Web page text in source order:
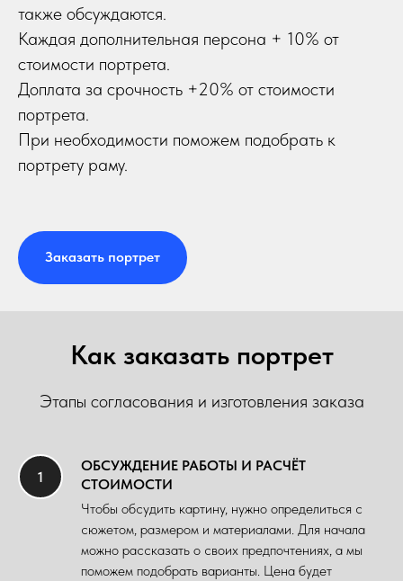
также обсуждаются.
Каждая дополнительная персона + 10% от
стоимости портрета.
Доплата за срочность +20% от стоимости
портрета.
При необходимости поможем подобрать к
портрету раму.
Заказать портрет
Как заказать портрет
Этапы согласования и изготовления заказа
ОБСУЖДЕНИЕ РАБОТЫ И РАСЧЁТ
СТОИМОСТИ
Чтобы обсудить картину, нужно определиться с
сюжетом, размером и материалами. Для начала
можно рассказать о своих предпочтениях, а мы
поможем подобрать варианты. Цена будет